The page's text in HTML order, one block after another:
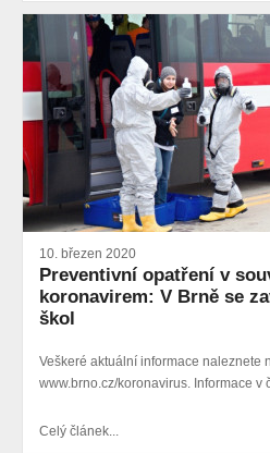
10. březen 2020
Preventivní opatření v
koronavirem: V Brně se
škol
Veškeré aktuální informace naleznete
www.brno.cz/koronavirus. Informace v
Celý článek...